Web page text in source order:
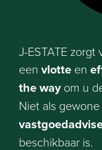
J-ESTATE zorgt
een vlotte en
the wayom u
Niet als gewone
beschikbaar is.